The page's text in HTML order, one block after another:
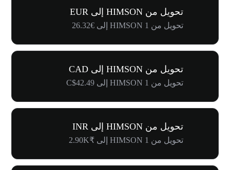
تحويل من HIMSON إلى EUR
تحويل من 1 HIMSON إلى €26.32
تحويل من HIMSON إلى CAD
تحويل من 1 HIMSON إلى C$42.49
تحويل من HIMSON إلى INR
تحويل من 1 HIMSON إلى ₹2.90K